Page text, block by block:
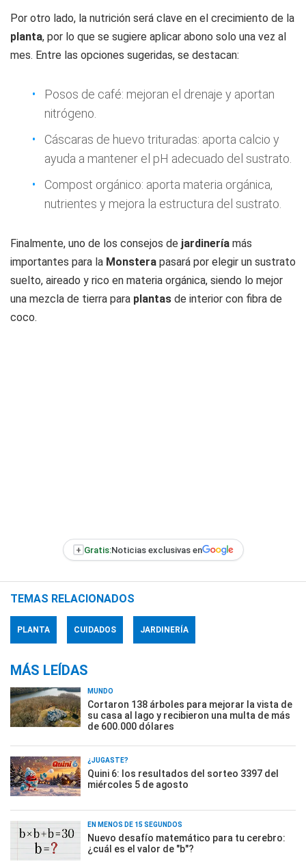
Por otro lado, la nutrición será clave en el crecimiento de la
planta, por lo que se sugiere aplicar abono solo una vez al
mes. Entre las opciones sugeridas, se destacan:
Posos de café: mejoran el drenaje y aportan
nitrógeno.
Cáscaras de huevo trituradas: aporta calcio y
ayuda a mantener el pH adecuado del sustrato.
Compost orgánico: aporta materia orgánica,
nutrientes y mejora la estructura del sustrato.
Finalmente, uno de los consejos de jardinería más
importantes para la Monstera pasará por elegir un sustrato
suelto, aireado y rico en materia orgánica, siendo lo mejor
una mezcla de tierra para plantas de interior con fibra de
coco.
+ Gratis:Noticias exclusivas en
TEMAS RELACIONADOS
PLANTA CUIDADOS JARDINERÍA
MÁS LEÍDAS
MUNDO
Cortaron 138 árboles para mejorar la vista de
su casa al lago y recibieron una multa de más
de 600.000 dólares
¿JUGASTE?
Quini 6: los resultados del sorteo 3397 del
miércoles 5 de agosto
EN MENOS DE 15 SEGUNDOS
Nuevo desafío matemático para tu cerebro:
¿cuál es el valor de "b"?